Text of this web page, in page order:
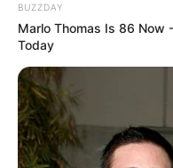
BUZZDAY
Marlo Thomas Is 86 Now
Today